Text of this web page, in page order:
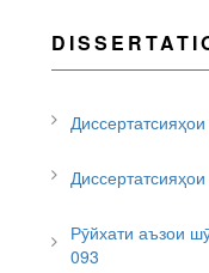
Рӯйхати аъзои
093